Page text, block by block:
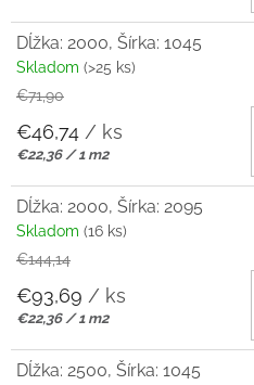
Dĺžka: 2000, Šírka: 1045
Skladom (>25 ks)
€71,90
€46,74 / ks
Jednotková
€22,36 / 1 m2
Dĺžka: 2000, Šírka: 2095
Skladom (16 ks)
€144,14
€93,69 / ks
Jednotková
€22,36 / 1 m2
Dĺžka: 2500, Šírka: 1045